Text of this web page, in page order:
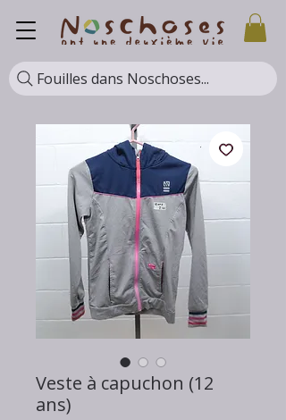
Fouilles dans Noschoses...
Veste à capuchon (12
ans)